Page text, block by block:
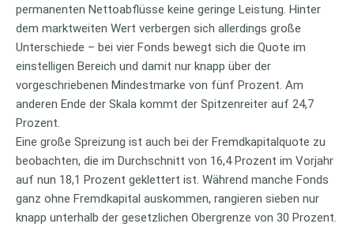
permanenten Nettoabflüsse keine geringe Leistung. Hinter
dem marktweiten Wert verbergen sich allerdings große
Unterschiede – bei vier Fonds bewegt sich die Quote im
einstelligen Bereich und damit nur knapp über der
vorgeschriebenen Mindestmarke von fünf Prozent. Am
anderen Ende der Skala kommt der Spitzenreiter auf 24,7
Prozent.
Eine große Spreizung ist auch bei der Fremdkapitalquote zu
beobachten, die im Durchschnitt von 16,4 Prozent im Vorjahr
auf nun 18,1 Prozent geklettert ist. Während manche Fonds
ganz ohne Fremdkapital auskommen, rangieren sieben nur
knapp unterhalb der gesetzlichen Obergrenze von 30 Prozent.